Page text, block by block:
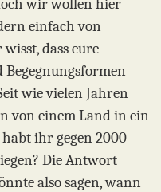
wir wollen hier
einfach von
dass eure
Begegnungsformen
wie vielen Jahren
von einem Land in ein
ihr gegen 2000
Die Antwort
also sagen, wann